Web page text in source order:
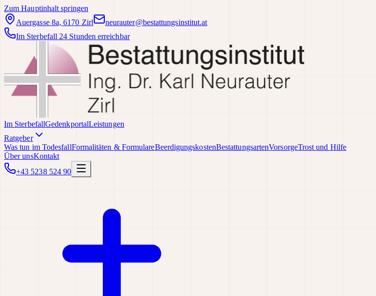
Zum Hauptinhalt springen
Auergasse 8a, 6170 Zirl
neurauter@bestattungsinstitut.at
Im Sterbefall 24 Stunden erreichbar
Im SterbefallGedenkportalLeistungen
Ratgeber
Was tun im TodesfallFormalitäten & FormulareBeerdigungskostenBestattungsartenVorsorgeTrost und Hilfe
Über unsKontakt
+43 5238 524 90